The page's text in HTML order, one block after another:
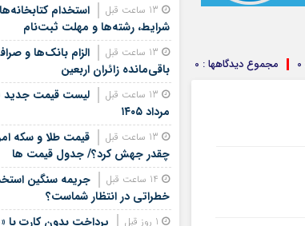
مجموع دیدگاهها : 0
استخدام
شرایط، رشته‌ها و مهلت ثبت‌نام
الزام بانک‌ها و
باقی‌مانده زائران اربعین
لیست قیمت جدید
مرداد ۱۴۰۵
چقدر جهش کرد؟/ جدول قیمت ها
جریمه سنگین
خطراتی در انتظار شماست؟
پرداخت بدون کارت با